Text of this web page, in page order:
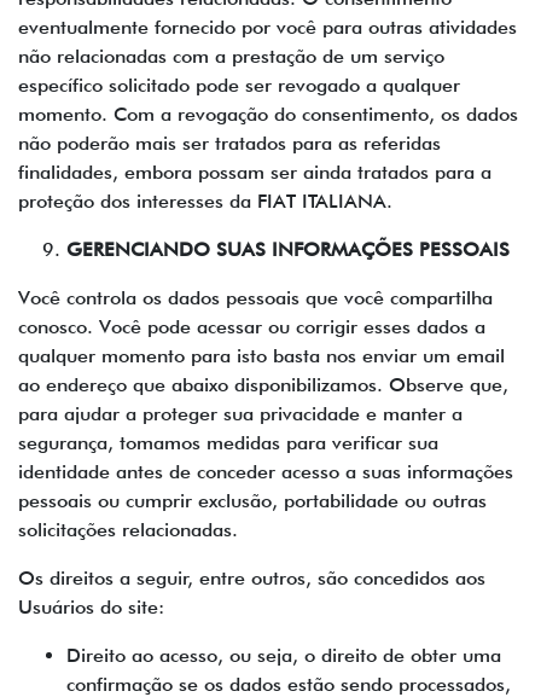
eventualmente fornecido por você para outras atividades
não relacionadas com a prestação de um serviço
específico solicitado pode ser revogado a qualquer
momento. Com a revogação do consentimento, os dados
não poderão mais ser tratados para as referidas
finalidades, embora possam ser ainda tratados para a
proteção dos interesses da FIAT ITALIANA.
GERENCIANDO SUAS INFORMAÇÕES PESSOAIS
Você controla os dados pessoais que você compartilha
conosco. Você pode acessar ou corrigir esses dados a
qualquer momento para isto basta nos enviar um email
ao endereço que abaixo disponibilizamos. Observe que,
para ajudar a proteger sua privacidade e manter a
segurança, tomamos medidas para verificar sua
identidade antes de conceder acesso a suas informações
pessoais ou cumprir exclusão, portabilidade ou outras
solicitações relacionadas.
Os direitos a seguir, entre outros, são concedidos aos
Usuários do site:
Direito ao acesso, ou seja, o direito de obter uma
confirmação se os dados estão sendo processados,